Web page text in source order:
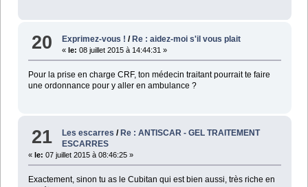
20 Exprimez-vous ! /Re : aidez-moi s'il vous plait
«le: 08 juillet 2015 à 14:44:31 »
Pour la prise en charge CRF, ton médecin traitant pourrait te faire
une ordonnance pour y aller en ambulance ?
21 Les escarres / Re : ANTISCAR - GEL TRAITEMENT
ESCARRES
« le: 07 juillet 2015 à 08:46:25 »
Exactement, sinon tu as le Cubitan qui est bien aussi, très riche en